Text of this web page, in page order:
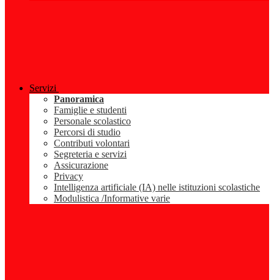
Servizi
Panoramica
Famiglie e studenti
Personale scolastico
Percorsi di studio
Contributi volontari
Segreteria e servizi
Assicurazione
Privacy
Intelligenza artificiale (IA) nelle istituzioni scolastiche
Modulistica /Informative varie